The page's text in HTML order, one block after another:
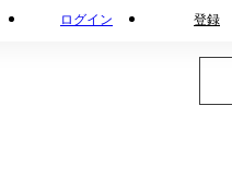
ログイン 登録